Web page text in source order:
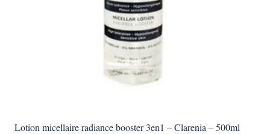
Lotion micellaire radiance booster 3en1 – Clarenia – 500ml